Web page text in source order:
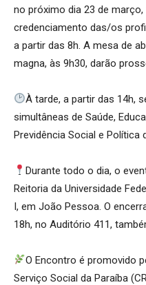
no próximo dia 23 de
credenciamento das/os
a partir das 8h. A mesa de
magna, às 9h30, darão
À tarde, a partir das 14h,
simultâneas de Saúde,
Previdência Social e Política
Durante todo o dia, o
Reitoria da Universidade
I, em João Pessoa. O
18h, no Auditório 411,
O Encontro é promovido
Serviço Social da Paraíba